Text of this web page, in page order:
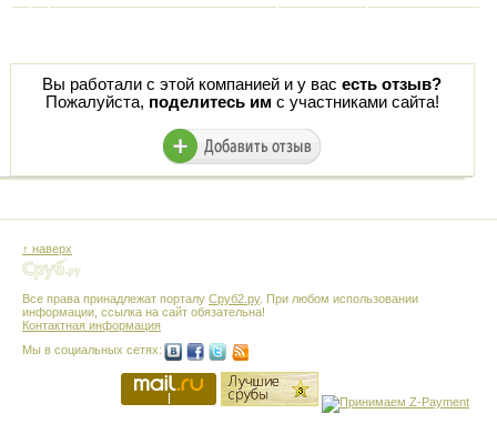
Вы работали с этой компанией и у васесть отзыв?
Пожалуйста, поделитесь им с участниками сайта!
↑ наверх
Все права принадлежат порталу Сруб2.ру. При любом использовании
информации, ссылка на сайт обязательна!
Контактная информация
Мы в социальных сетях: